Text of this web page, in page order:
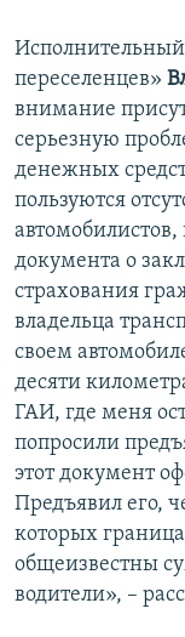
переселенцев»
внимание
серьезную
денежных
пользуются
документа о
страхования
владельца
своем
десяти
ГАИ, где меня
попросили
этот документ
Предъявил его,
которых
общеизвестны
водители», –